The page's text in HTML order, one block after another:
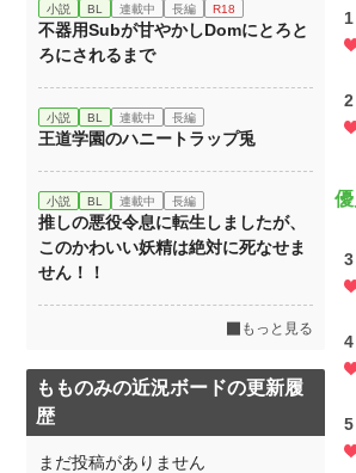
1
2
3
4
5
小説 BL 連載中 長編 R18
不器用Subが甘やかしDomにとろと
ろにされるまで
小説 BL 連載中 長編
王道学園のハニートラップ兎
小説 BL 連載中 長編
推しの悪役令息に転生しましたが、
このかわいい妖精は絶対に死なせま
せん！！
もっと見る
もものみの近況ボードの更新履
歴
まだ投稿がありません